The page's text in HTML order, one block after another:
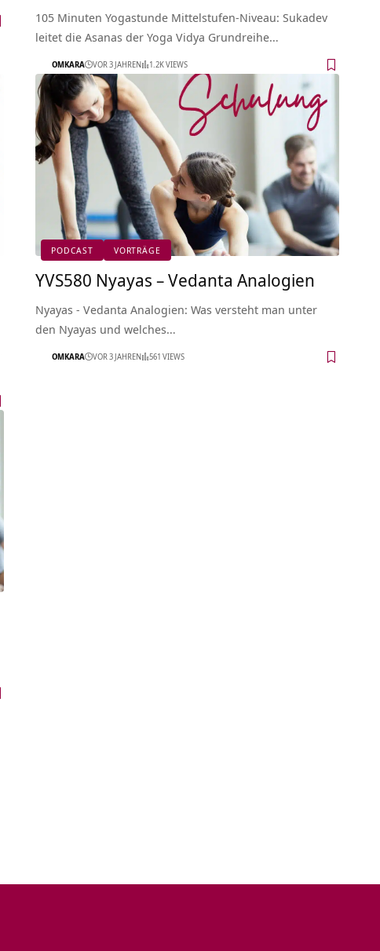
105 Minuten Yogastunde Mittelstufen-Niveau: Sukadev
leitet die Asanas der Yoga Vidya Grundreihe…
OMKARA VOR 3 JAHREN 1.2K VIEWS
PODCAST VORTRÄGE
YVS580 Nyayas – Vedanta Analogien
Nyayas - Vedanta Analogien: Was versteht man unter
den Nyayas und welches…
OMKARA VOR 3 JAHREN 561 VIEWS